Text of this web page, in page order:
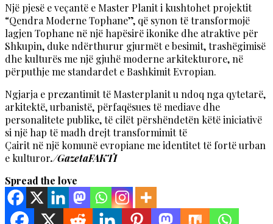
Një pjesë e veçantë e Master Planit i kushtohet projektit
“Qendra Moderne Tophane”, që synon të transformojë
lagjen Tophane në një hapësirë ikonike dhe atraktive për
Shkupin, duke ndërthurur gjurmët e besimit, trashëgimisë
dhe kulturës me një gjuhë moderne arkitekturore, në
përputhje me standardet e Bashkimit Evropian.
Ngjarja e prezantimit të Masterplanit u ndoq nga qytetarë,
arkitektë, urbanistë, përfaqësues të mediave dhe
personalitete publike, të cilët përshëndetën këtë iniciativë
si një hap të madh drejt transformimit të
Çairit në një komunë evropiane me identitet të fortë urban
e kulturor./GazetaFAKTI
Spread the love